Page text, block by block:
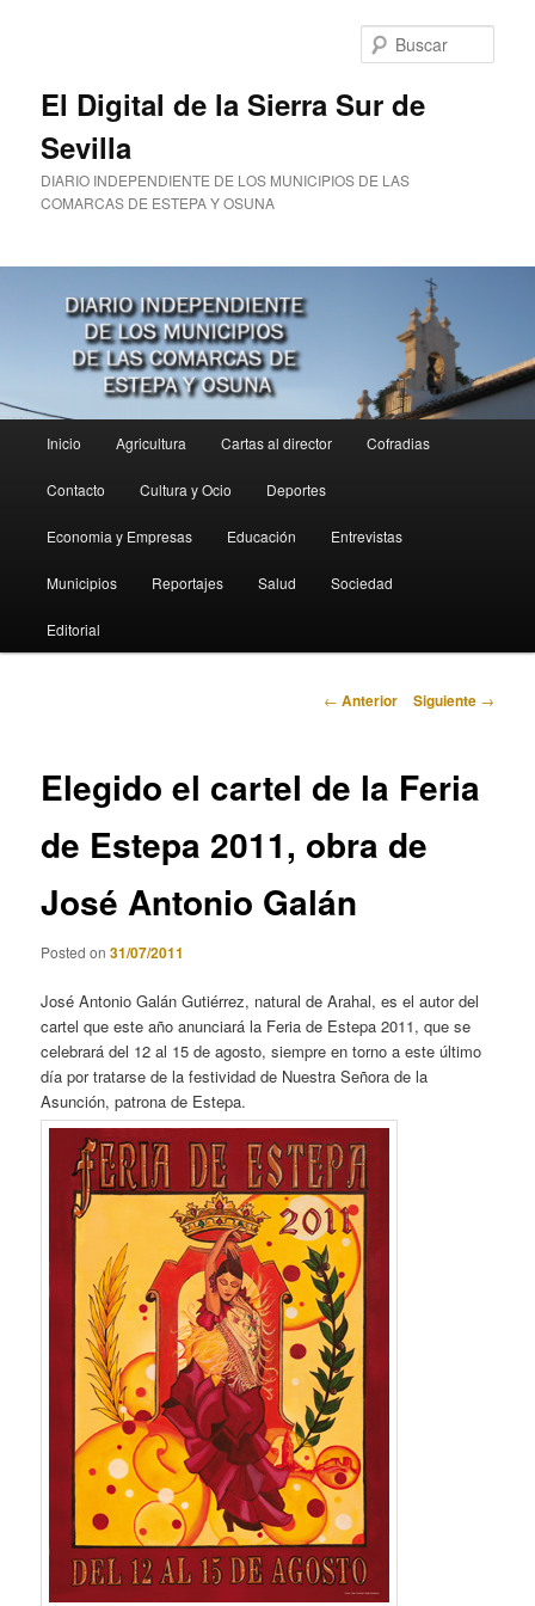
El Digital de la Sierra Sur de
Sevilla
DIARIO INDEPENDIENTE DE LOS MUNICIPIOS DE LAS
COMARCAS DE ESTEPA Y OSUNA
principal
Inicio Agricultura Cartas al director Cofradias
Contacto Cultura y Ocio Deportes
Economia y Empresas Educación Entrevistas
Municipios Reportajes Salud Sociedad
Editorial
Navegación
← Anterior Siguiente →
Elegido el cartel de la Feria
de Estepa 2011, obra de
José Antonio Galán
Posted on31/07/2011
José Antonio Galán Gutiérrez, natural de Arahal, es el autor del
cartel que este año anunciará la Feria de Estepa 2011, que se
celebrará del 12 al 15 de agosto, siempre en torno a este último
día por tratarse de la festividad de Nuestra Señora de la
Asunción, patrona de Estepa.